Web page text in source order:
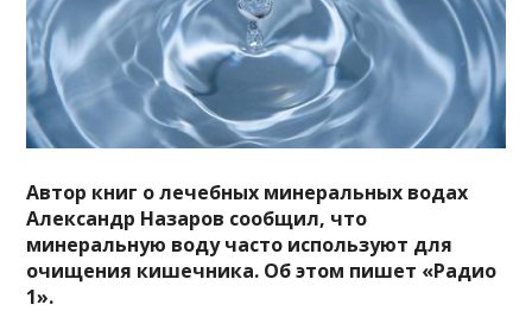
Автор книг о лечебных минеральных водах
Александр Назаров сообщил, что
минеральную воду часто используют для
очищения кишечника. Об этом пишет «Радио
1».